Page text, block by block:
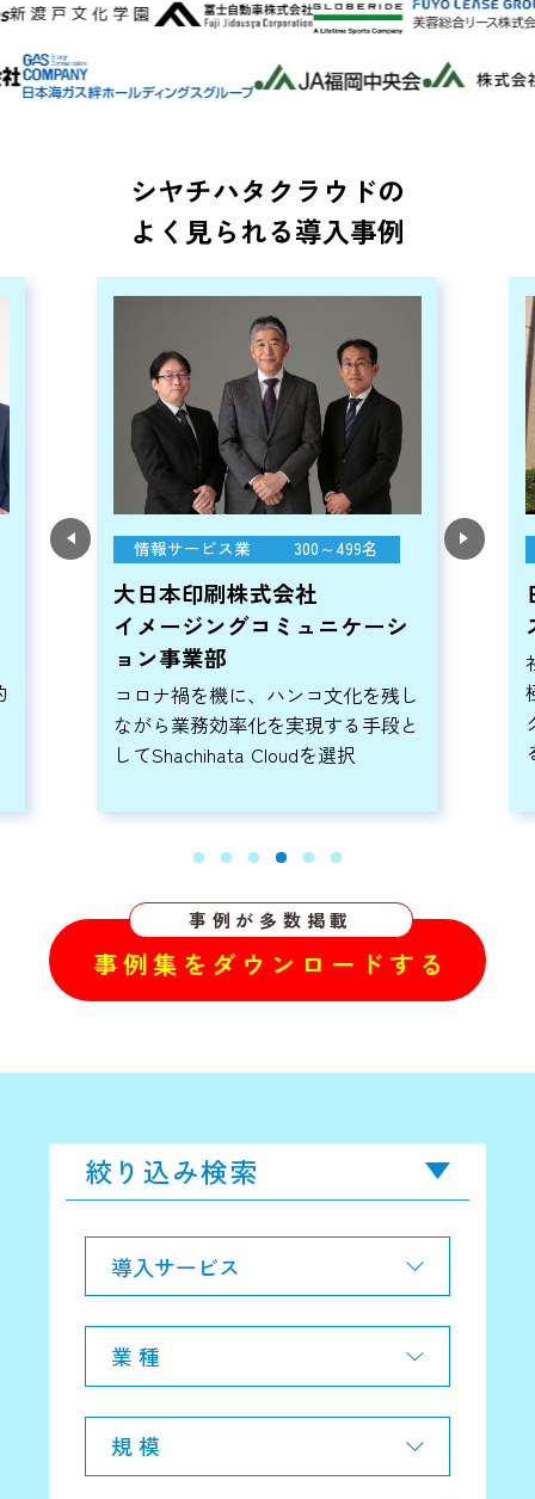
シヤチハタクラウドの
よく見られる導入事例
情報サービス業 300～499名
大日本印刷株式会社
イメージングコミュニケーシ
ョン事業部
コロナ禍を機に、ハンコ文化を残し
ながら業務効率化を実現する手段と
してShachihata Cloudを選択
事例が多数掲載
事例集をダウンロードする
絞り込み検索
導入サービス
業 種
規 模